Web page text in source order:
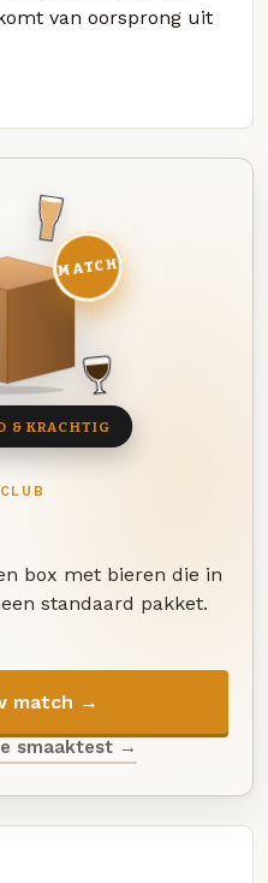
van oorsprong uit
box met bieren die in
standaard pakket.
match →
smaaktest →
MATCH
& KRACHTIG